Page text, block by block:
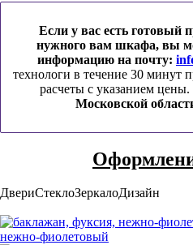
Если у вас есть готовый
нужного вам шкафа, вы
информацию на почту:
технологи в течение 30 минут
расчеты с указанием цены.
Московской
ДвериСтеклоЗеркалоДизайн
нежно-фиолетовый